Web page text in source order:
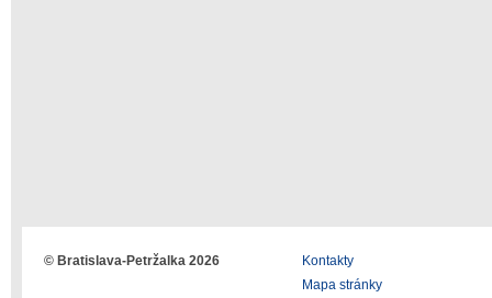
© Bratislava-Petržalka 2026
Kontakty
Mapa stránky